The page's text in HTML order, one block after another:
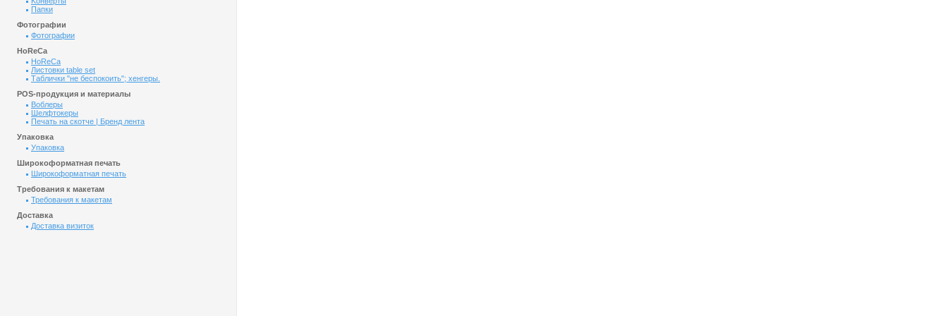
Папки
Фотографии
Фотографии
HoReCa
HoReCa
Листовки table set
Таблички "не беспокоить"; хенгеры.
POS-продукция и материалы
Воблеры
Шелфтокеры
Печать на скотче | Бренд лента
Упаковка
Упаковка
Широкоформатная печать
Широкоформатная печать
Требования к макетам
Требования к макетам
Доставка
Доставка визиток